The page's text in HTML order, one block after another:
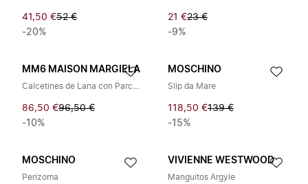
41,50 €52 €
-20%
21 €23 €
-9%
MM6 MAISON MARGIELA
Calcetines de Lana con Parche de Logo
86,50 €96,50 €
-10%
MOSCHINO
Slip da Mare
118,50 €139 €
-15%
MOSCHINO
Perizoma
VIVIENNE WESTWOOD
Manguitos Argyle